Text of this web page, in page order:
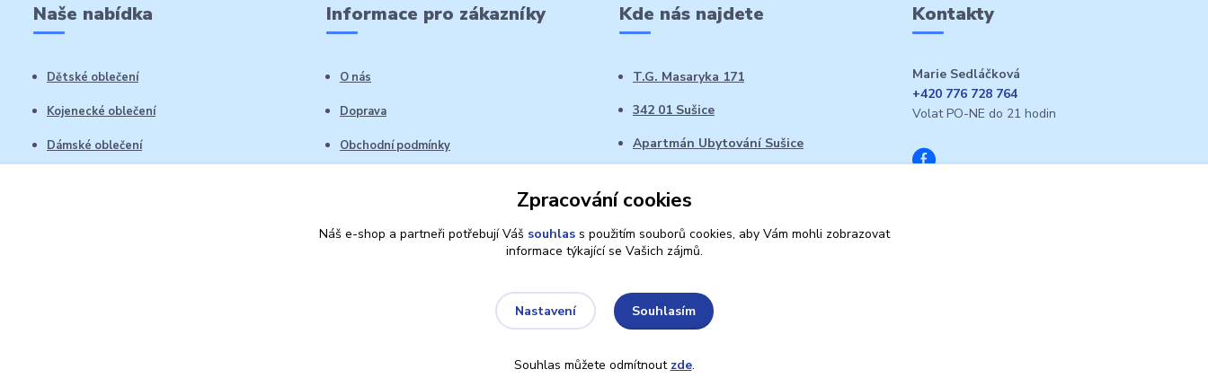
Naše nabídka
Dětské oblečení
Kojenecké oblečení
Dámské oblečení
Informace pro zákazníky
O nás
Doprava
Obchodní podmínky
Kde nás najdete
T.G. Masaryka 171
342 01 Sušice
Apartmán Ubytování Sušice
Kontakty
Marie Sedláčková
+420 776 728 764
Volat PO-NE do 21 hodin
Zpracování cookies
Náš e-shop a partneři potřebují Váš souhlass použitím souborů cookies, aby Vám mohli zobrazovat
informace týkající se Vašich zájmů.
Nastavení Souhlasím
Souhlas můžete odmítnout zde.